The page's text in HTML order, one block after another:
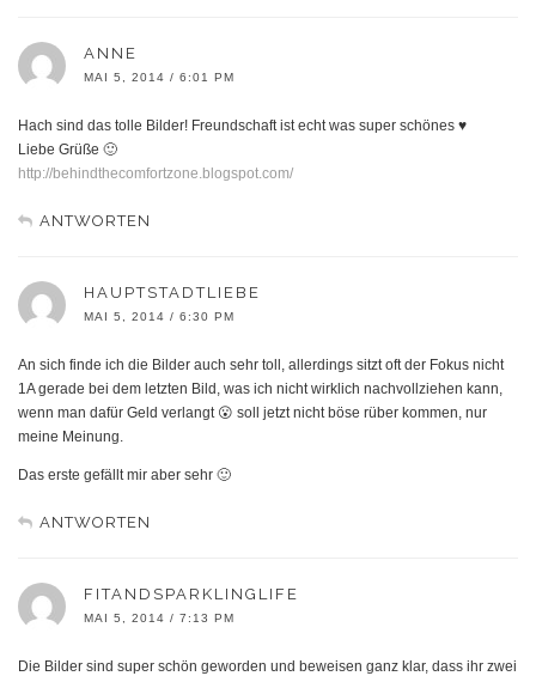
ANNE
MAI 5, 2014 / 6:01 PM
Hach sind das tolle Bilder! Freundschaft ist echt was super schönes ♥
Liebe Grüße 🙂
http://behindthecomfortzone.blogspot.com/
ANTWORTEN
HAUPTSTADTLIEBE
MAI 5, 2014 / 6:30 PM
An sich finde ich die Bilder auch sehr toll, allerdings sitzt oft der Fokus nicht
1A gerade bei dem letzten Bild, was ich nicht wirklich nachvollziehen kann,
wenn man dafür Geld verlangt 😮 soll jetzt nicht böse rüber kommen, nur
meine Meinung.
Das erste gefällt mir aber sehr 🙂
ANTWORTEN
FITANDSPARKLINGLIFE
MAI 5, 2014 / 7:13 PM
Die Bilder sind super schön geworden und beweisen ganz klar, dass ihr zwei